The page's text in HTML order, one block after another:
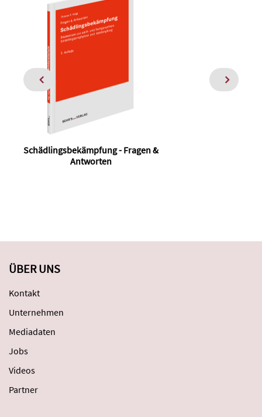
Schädlingsbekämpfung - Fragen &
Antworten
ÜBER UNS
Kontakt
Unternehmen
Mediadaten
Jobs
Videos
Partner